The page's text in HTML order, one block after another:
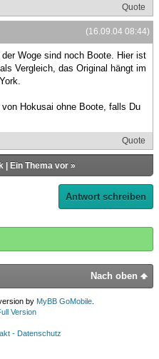
Quote
(16.09.04 08:44)
Woge sind noch Boote. Hier ist
als Vergleich, das Original hängt im
Hokusai ohne Boote, falls Du
Quote
| Ein Thema vor»
Antwort schreiben
Nach oben
by MyBB GoMobile.
Version
- Datenschutz